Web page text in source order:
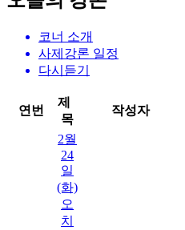
코너 소개
사제강론 일정
다시듣기
연번
제
목
작성자
2월
24
일
(화)
오
치